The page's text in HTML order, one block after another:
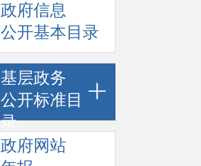
政府信息
公开基本目录
基层政务
公开标准目
录
政府网站